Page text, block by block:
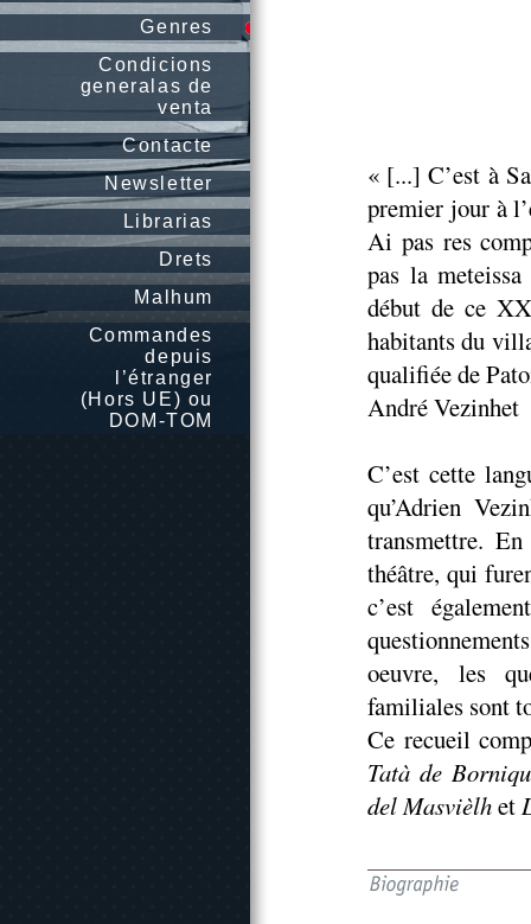
Genres
Condicions
generalas de
venta
Contacte
Newsletter
Librarias
Drets
Malhum
Commandes
depuis
l’étranger
(Hors UE) ou
DOM-TOM
« [...] C’est à
premier jour à
Ai pas res
pas la
début de ce
habitants du
qualifiée de
André Vezinhet
C’est cette
qu’Adrien
transmettre.
théâtre, qui
c’est
oeuvre, les
familiales sont
Ce recueil
Tatà de
del Masvièlhet